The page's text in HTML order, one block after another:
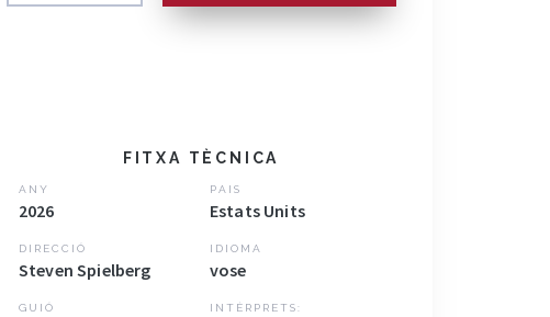
FITXA TÈCNICA
ANY
2026
DIRECCIÓ
Steven Spielberg
GUIÓ
PAIS
Estats Units
IDIOMA
vose
INTÈRPRETS: